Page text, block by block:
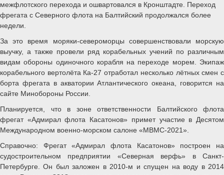
межфлотского перехода и ошвартовался в Кронштадте. Переход
фрегата с Северного флота на Балтийский продолжался более
недели.
За это время моряки-североморцы совершенствовали морскую
выучку, а также провели ряд корабельных учений по различным
видам обороны одиночного корабля на переходе морем. Экипаж
корабельного вертолёта Ка-27 отработал несколько лётных смен с
борта фрегата в акватории Атлантического океана, говорится на
сайте Минобороны России.
Планируется, что в зоне ответственности Балтийского флота
фрегат «Адмирал флота Касатонов» примет участие в Десятом
Международном военно-морском салоне «МВМС-2021».
Справочно: Фрегат «Адмирал флота Касатонов» построен на
судостроительном предприятии «Северная верфь» в Санкт-
Петербурге. Он был заложен в 2010-м и спущен на воду в 2014